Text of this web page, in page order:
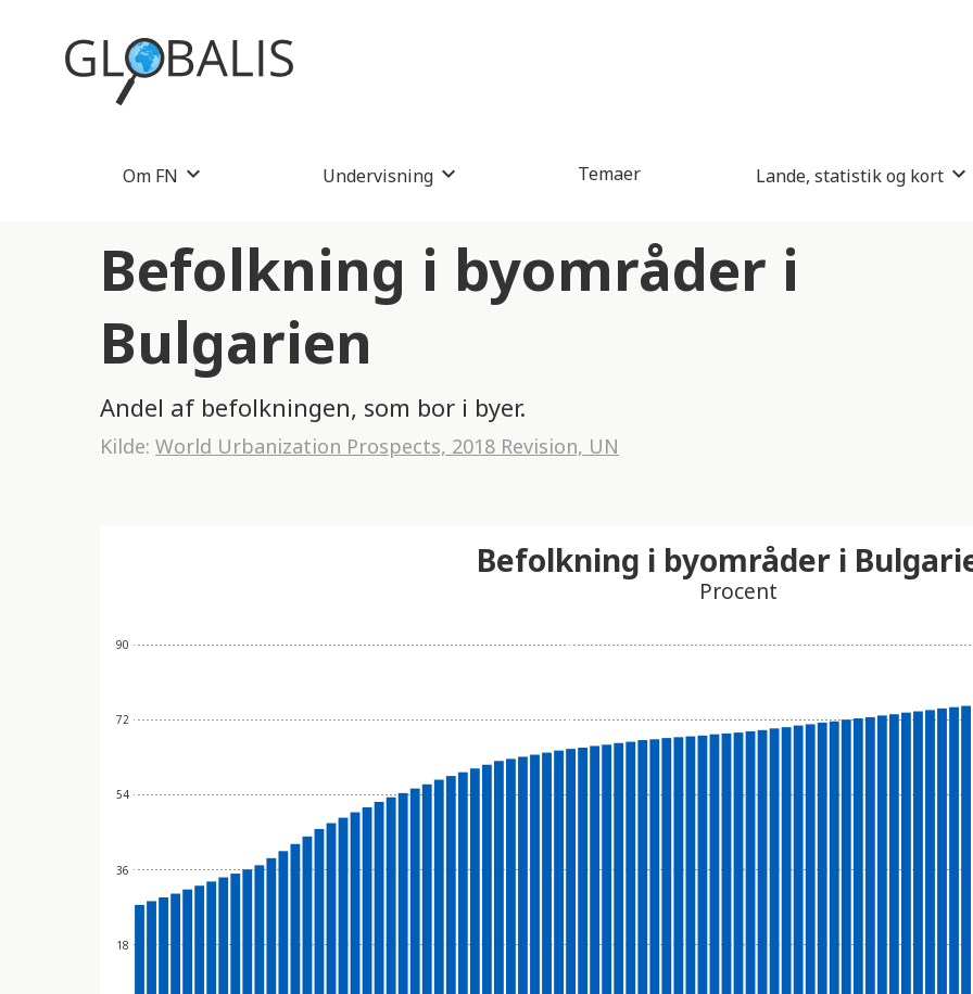
Om FN Undervisning Temaer Lande, statistik og kort
Befolkning i byområder i
Bulgarien
Andel af befolkningen, som bor i byer.
Kilde: World Urbanization Prospects, 2018 Revision, UN
18
36
54
72
90
Befolkning i byområder i
Procent